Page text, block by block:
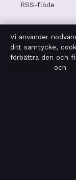
RSS-flöde
Vi använder
ditt samtycke,
förbättra den och
och